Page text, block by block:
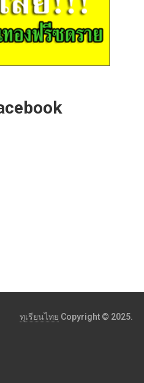
ทุเรียนไทย Copyright © 2025.